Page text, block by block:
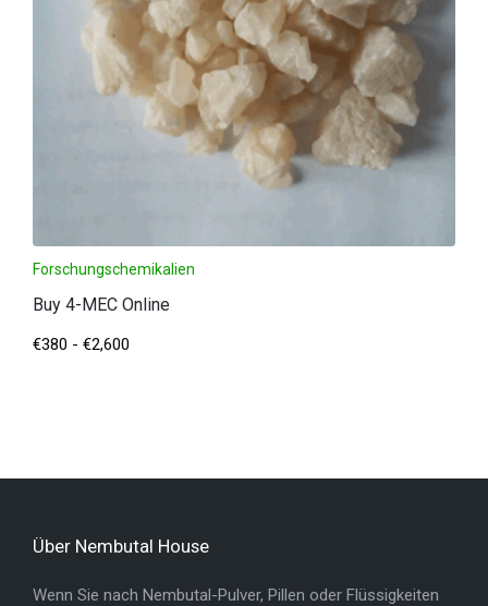
Forschungschemikalien
Buy 4-MEC Online
€380 - €2,600
Über Nembutal House
Wenn Sie nach Nembutal-Pulver, Pillen oder Flüssigkeiten